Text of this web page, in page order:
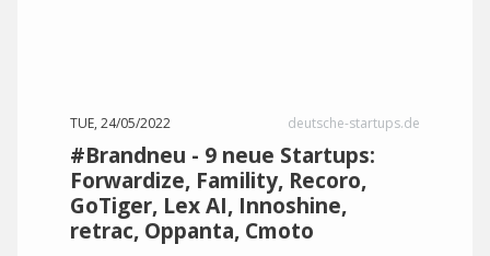
TUE, 24/05/2022 deutsche-startups.de
#Brandneu - 9 neue Startups:
Forwardize, Famility, Recoro,
GoTiger, Lex AI, Innoshine,
retrac, Oppanta, Cmoto